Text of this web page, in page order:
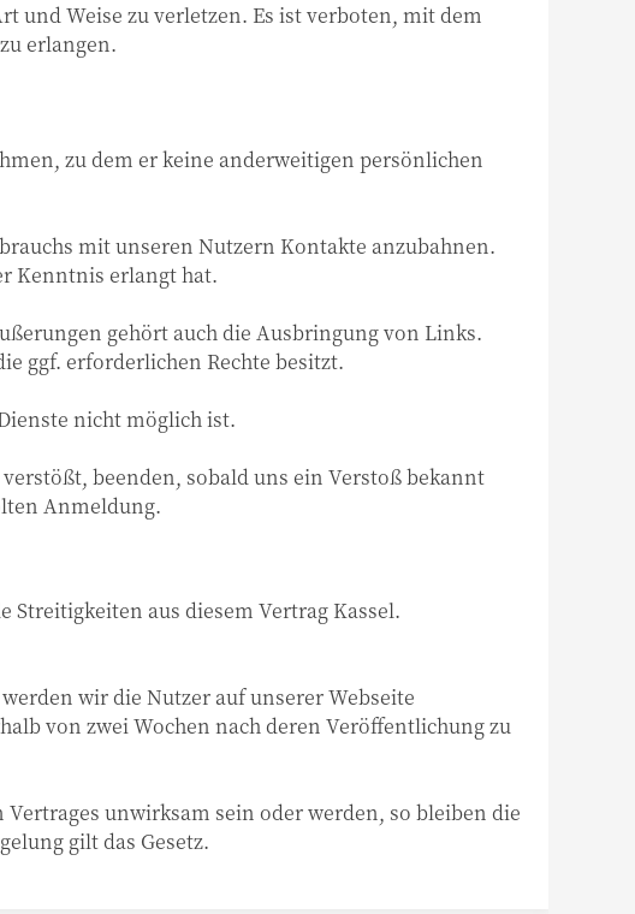
und Weise zu verletzen. Es ist verboten, mit dem
erlangen.
zu dem er keine anderweitigen persönlichen
mit unseren Nutzern Kontakte anzubahnen.
Kenntnis erlangt hat.
gehört auch die Ausbringung von Links.
ggf. erforderlichen Rechte besitzt.
nicht möglich ist.
beenden, sobald uns ein Verstoß bekannt
Anmeldung.
Streitigkeiten aus diesem Vertrag Kassel.
wir die Nutzer auf unserer Webseite
von zwei Wochen nach deren Veröffentlichung zu
unwirksam sein oder werden, so bleiben die
gilt das Gesetz.